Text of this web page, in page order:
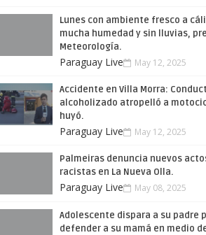
Lunes con ambiente fresco a
mucha humedad y sin lluvias,
Meteorología.
Paraguay Live May 12, 2025
Accidente en Villa Morra:
alcoholizado atropelló a
huyó.
Paraguay Live May 12, 2025
Palmeiras denuncia nuevos
racistas en La Nueva Olla.
Paraguay Live May 08, 2025
Adolescente dispara a su padre
defender a su mamá en medio